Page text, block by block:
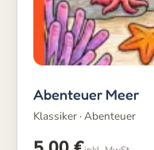
Abenteuer Meer
Klassiker · Abenteuer